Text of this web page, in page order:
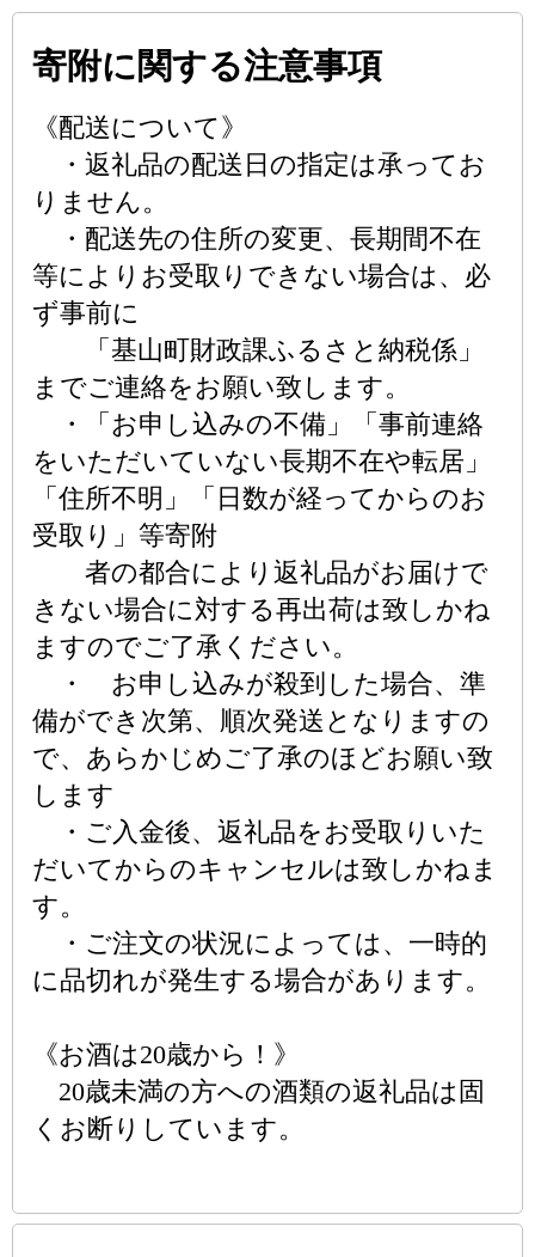
寄附に関する注意事項
《配送について》
・返礼品の配送日の指定は承ってお
りません。
・配送先の住所の変更、長期間不在
等によりお受取りできない場合は、必
ず事前に
「基山町財政課ふるさと納税係」
までご連絡をお願い致します。
・「お申し込みの不備」「事前連絡
をいただいていない長期不在や転居」
「住所不明」「日数が経ってからのお
受取り」等寄附
者の都合により返礼品がお届けで
きない場合に対する再出荷は致しかね
ますのでご了承ください。
・ お申し込みが殺到した場合、準
備ができ次第、順次発送となりますの
で、あらかじめご了承のほどお願い致
します
・ご入金後、返礼品をお受取りいた
だいてからのキャンセルは致しかねま
す。
・ご注文の状況によっては、一時的
に品切れが発生する場合があります。
《お酒は20歳から！》
20歳未満の方への酒類の返礼品は固
くお断りしています。